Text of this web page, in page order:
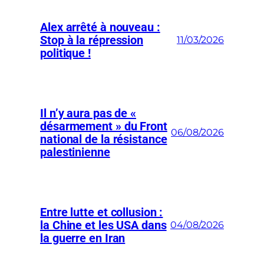
Alex arrêté à nouveau :
Stop à la répression
politique !
11/03/2026
Il n’y aura pas de «
désarmement » du Front
national de la résistance
palestinienne
06/08/2026
Entre lutte et collusion :
la Chine et les USA dans
la guerre en Iran
04/08/2026